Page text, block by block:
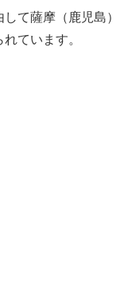
て薩摩（鹿児島）
ています。